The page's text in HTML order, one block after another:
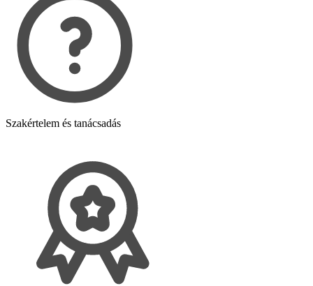
Szakértelem és tanácsadás